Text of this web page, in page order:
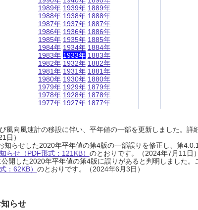
1989年
1988年
1987年
1986年
1985年
1984年
1983年
1982年
1981年
1980年
1979年
1978年
1977年
1939年
1938年
1937年
1936年
1935年
1934年
1933年
1932年
1931年
1930年
1929年
1928年
1927年
1889年
1888年
1887年
1886年
1885年
1884年
1883年
1882年
1881年
1880年
1879年
1878年
1877年
風向風速計の移設に伴い、平年値の一部を更新しました。詳
日）
知らせした2020年平年値の第4版の一部誤りを修正し、第
らせ（PDF形式：121KB） のとおりです。（2024年7月11日）
開した2020年平年値の第4版に誤りがあると判明しました
：62KB） のとおりです。（2024年6月3日）
らせ